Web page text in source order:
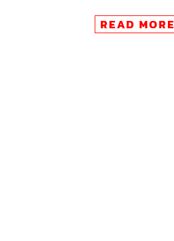
READ MORE